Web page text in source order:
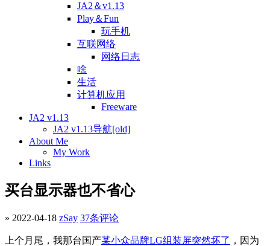
JA2＆v1.13
Play＆Fun
玩手机
互联网络
网络日志
啥
生活
计算机应用
Freeware
JA2 v1.13
JA2 v1.13导航[old]
About Me
My Work
Links
买台显示器也不省心
» 2022-04-18 zSay 37条评论
上个月尾，我那台国产某小众品牌LG组装屏突然坏了 ，因为